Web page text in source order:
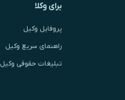
برای وکلا
پروفایل وکیل
راهنمای سریع وکیل
تبلیغات حقوقی وکیل